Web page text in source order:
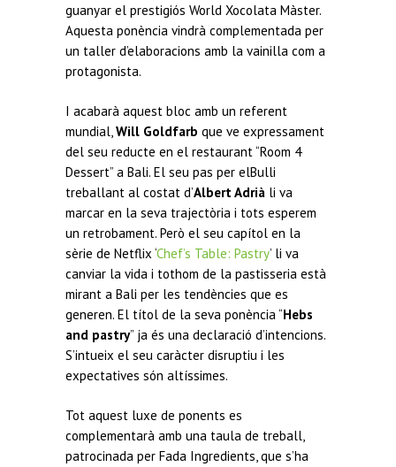
guanyar el prestigiós World Xocolata Màster.
Aquesta ponència vindrà complementada per
un taller d’elaboracions amb la vainilla com a
protagonista.
I acabarà aquest bloc amb un referent
mundial,Will Goldfarb que ve expressament
del seu reducte en el restaurant “Room 4
Dessert” a Bali. El seu pas per elBulli
treballant al costat d’Albert Adrià li va
marcar en la seva trajectòria i tots esperem
un retrobament. Però el seu capítol en la
sèrie de Netflix ‘Chef’s Table: Pastry’ li va
canviar la vida i tothom de la pastisseria està
mirant a Bali per les tendències que es
generen. El títol de la seva ponència “Hebs
and pastry” ja és una declaració d’intencions.
S’intueix el seu caràcter disruptiu i les
expectatives són altíssimes.
Tot aquest luxe de ponents es
complementarà amb una taula de treball,
patrocinada per Fada Ingredients, que s’ha